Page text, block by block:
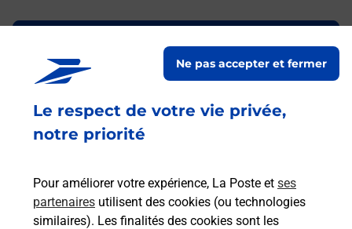
Le respect de votre vie privée,
notre priorité
Pour améliorer votre expérience, La Poste et ses
partenaires utilisent des cookies (ou technologies
similaires). Les finalités des cookies sont les
Ne pas accepter et fermer
La Poste